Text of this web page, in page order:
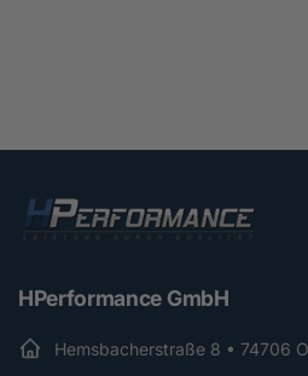
HPerformance GmbH
Hemsbacherstraße 8 • 74706